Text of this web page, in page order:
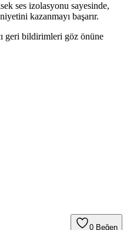
ses izolasyonu sayesinde,
kazanmayı başarır.
geri bildirimleri göz önüne
0 Beğen